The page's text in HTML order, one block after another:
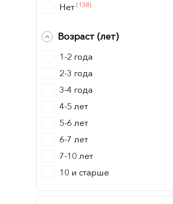
Нет (138)
Возраст (лет)
1-2 года
2-3 года
3-4 года
4-5 лет
5-6 лет
6-7 лет
7-10 лет
10 и старше